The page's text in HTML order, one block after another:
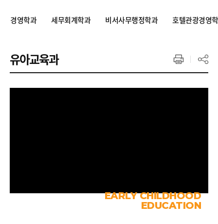
경영학과 세무회계학과 비서사무행정학과 호텔관광경영
유아교육과
EARLY CHILDHOOD
EDUCATION